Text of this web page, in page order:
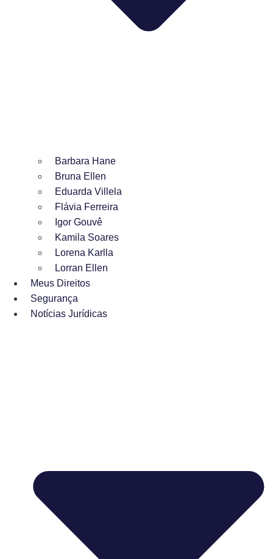
Barbara Hane
Bruna Ellen
Eduarda Villela
Flávia Ferreira
Igor Gouvê
Kamila Soares
Lorena Karlla
Lorran Ellen
Meus Direitos
Segurança
Notícias Jurídicas